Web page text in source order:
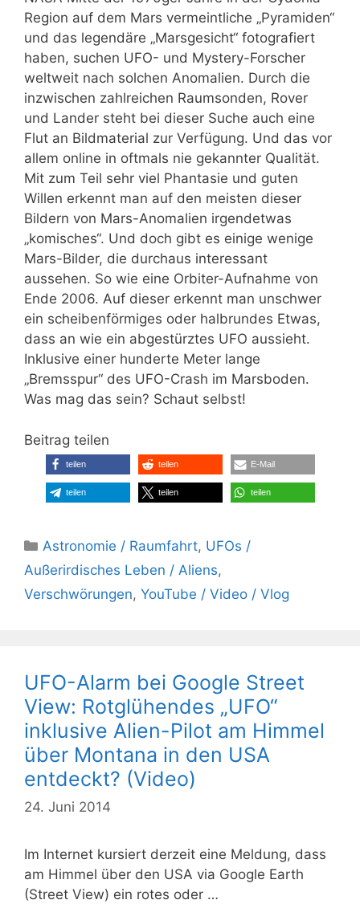
Region auf dem Mars vermeintliche „Pyramiden“
und das legendäre „Marsgesicht“ fotografiert
haben, suchen UFO- und Mystery-Forscher
weltweit nach solchen Anomalien. Durch die
inzwischen zahlreichen Raumsonden, Rover
und Lander steht bei dieser Suche auch eine
Flut an Bildmaterial zur Verfügung. Und das vor
allem online in oftmals nie gekannter Qualität.
Mit zum Teil sehr viel Phantasie und guten
Willen erkennt man auf den meisten dieser
Bildern von Mars-Anomalien irgendetwas
„komisches“. Und doch gibt es einige wenige
Mars-Bilder, die durchaus interessant
aussehen. So wie eine Orbiter-Aufnahme von
Ende 2006. Auf dieser erkennt man unschwer
ein scheibenförmiges oder halbrundes Etwas,
dass an wie ein abgestürztes UFO aussieht.
Inklusive einer hunderte Meter lange
„Bremsspur“ des UFO-Crash im Marsboden.
Was mag das sein? Schaut selbst!
Beitrag teilen
teilen teilen E-Mail
teilen teilen teilen
Kategorien
Astronomie / Raumfahrt, UFOs /
Außerirdisches Leben / Aliens,
Verschwörungen, YouTube / Video / Vlog
UFO-Alarm bei Google Street
View: Rotglühendes „UFO“
inklusive Alien-Pilot am Himmel
über Montana in den USA
entdeckt? (Video)
24. Juni 2014
Im Internet kursiert derzeit eine Meldung, dass
am Himmel über den USA via Google Earth
(Street View) ein rotes oder …